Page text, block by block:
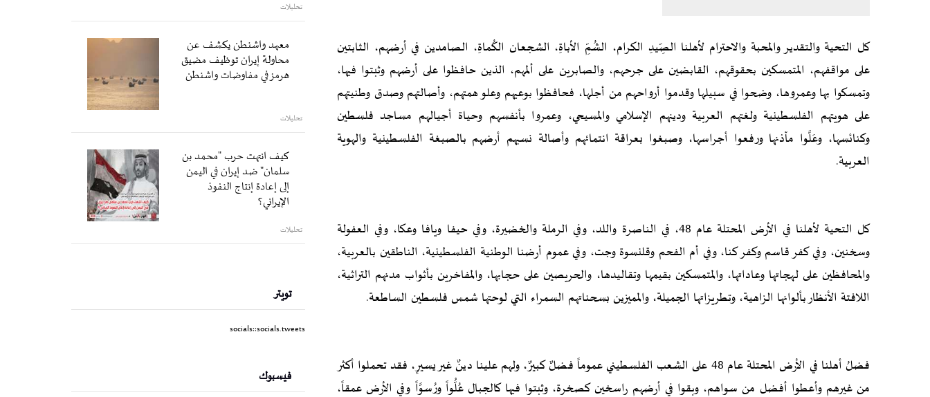
كل التحية والتقدير والمحبة والاحترام لأهلنا الصِّيدِ الكرام، الشُمِّ الأباةِ، الشجعان الكُماةِ، الصامدين في أرضهم، الثابتين
على مواقفهم، المتمسكين بحقوقهم، القابضين على جرحهم، والصابرين على ألمهم، الذين حافظوا على أرضهم وثبتوا فيها،
وتمسكوا بها وعمروها، وضحوا في سبيلها وقدموا أرواحهم من أجلها، فحافظوا بوعيهم وعلو همتهم، وأصالتهم وصدق وطنيتهم
على هويتهم الفلسطينية ولغتهم العربية ودينهم الإسلامي والمسيحي، وعمروا بأنفسهم وحياة أجيالهم مساجد فلسطين
وكنائسها، وعَلَّوا مآذنها ورفعوا أجراسها، وصبغوا بعراقة انتمائهم وأصالة نسبهم أرضهم بالصبغة الفلسطينية والهوية
العربية.
كل التحية لأهلنا في الأرض المحتلة عام 48، في الناصرة واللد، وفي الرملة والخضيرة، وفي حيفا ويافا وعكا، وفي العفولة
وسخنين، وفي كفر قاسم وكفر كنا، وفي أم الفحم وقلنسوة وجت، وفي عموم أرضنا الوطنية الفلسطينية، الناطقين بالعربية،
والمحافظين على لهجاتها وعاداتها، والمتمسكين بقيمها وتقاليدها، والحريصين على حجابها، والمفاخرين بأثواب مدنهم التراثية،
اللافتة الأنظار بألوانها الزاهية، وتطريزاتها الجميلة، والمميزين بسحناتهم السمراء التي لوحتها شمس فلسطين الساطعة.
فضلُ أهلنا في الأرض المحتلة عام 48 على الشعب الفلسطيني عموماً فضلٌ كبيرٌ، ولهم علينا دينٌ غير يسيرٍ، فقد تحملوا أكثر
من غيرهم وأعطوا أفضل من سواهم، وبقوا في أرضهم راسخين كصخرة، وثبتوا فيها كالجبال عُلُّواً ورُسوَّاً وفي الأرض عمقاً،
تحليلات
معهد واشنطن يكشف عن
محاولة إيران توظيف مضيق
هرمز في مفاوضات واشنطن
تحليلات
كيف انتهت حرب "محمد بن
سلمان" ضد إيران في اليمن
إلى إعادة إنتاج النفوذ
الإيراني؟
تحليلات
تويتر
socials::socials.tweets
فيسبوك